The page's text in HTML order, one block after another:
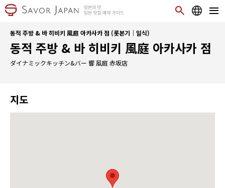
동적 주방 & 바 히비키 風庭 아카사카 점 (롯본기｜일식)
동적 주방 & 바 히비키 風庭 아카사카 점
ダイナミックキッチン&バー 響 風庭 赤坂店
지도